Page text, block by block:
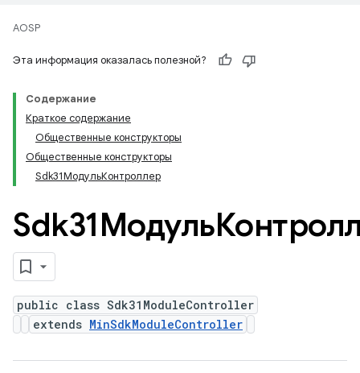
AOSP
Эта информация оказалась полезной?
Содержание
Краткое содержание
Общественные конструкторы
Общественные конструкторы
Sdk31МодульКонтроллер
public class Sdk31ModuleController
extends MinSdkModuleController